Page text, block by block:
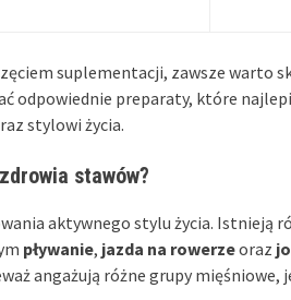
suplementacji, zawsze warto
odpowiednie preparaty, które
stylowi życia.
stawów?
aktywnego stylu życia. Istnieją
pływanie, jazda na rowerzeoraz
angażują różne grupy